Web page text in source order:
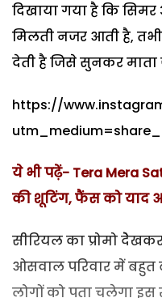
दिखाया गया है कि
मिलती नजर आती है,
देती है जिसे सुनकर माता
https://
ये भी पढ़ें- Tera Mera
की शूटिंग, फैंस को याद
सीरियल का प्रोमो
ओसवाल परिवार में बहुत
लोगों को पता चलेगा